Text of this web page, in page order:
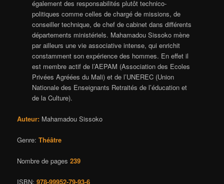
également des responsabilités plutôt technico-
politiques comme celles de chargé de missions, de
conseiller technique, de chef de cabinet dans différents
départements ministériels. Mahamadou Sissoko mène
par ailleurs une vie associative intense, qui enrichit
constamment son expérience des hommes. En effet il
est membre actif de l’AEPAM (Association des Ecoles
Privées Agréées du Mali) et de l’UNEREC (Union
Nationale des Enseignants Retraités de l’éducation et
de la Culture).
Auteur: Mahamadou Sissoko
Genre:Théâtre
Nombre de pages239
ISBN:978-99952-79-93-6